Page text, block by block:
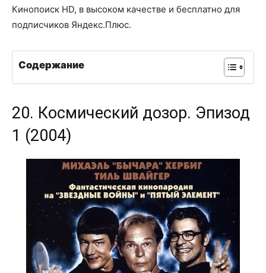
Кинопоиск HD, в высоком качестве и бесплатно для
подписчиков Яндекс.Плюс.
Содержание
20. Космический дозор. Эпизод
1 (2004)